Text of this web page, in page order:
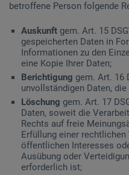
betroffene Person folgende
Auskunft gem. Art. 15
gespeicherten Daten in
Informationen zu den
eine Kopie Ihrer Daten;
Berichtigung gem. Art. 16
unvollständigen Daten,
Löschung gem. Art. 17
Daten, soweit die
Rechts auf freie
Erfüllung einer rechtlichen
öffentlichen Interesses
Ausübung oder
erforderlich ist;